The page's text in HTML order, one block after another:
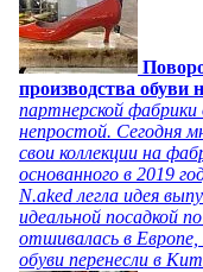
производства обуви
партнерской фабрики
непростой. Сегодня
свои коллекции на
основанного в 2019
N.aked легла идея
идеальной посадкой
отшивалась в
обуви перенесли в